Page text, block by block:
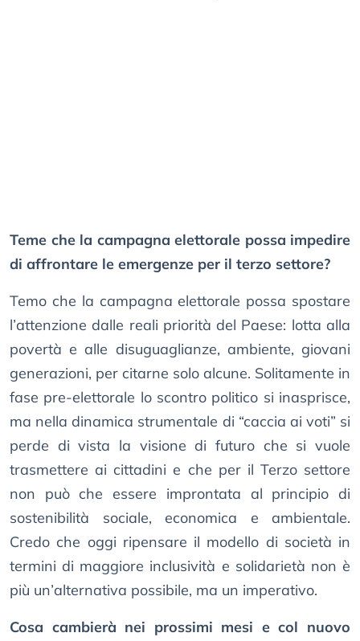
Teme che la campagna elettorale possa impedire
di affrontare le emergenze per il terzo settore?
Temo che la campagna elettorale possa spostare
l’attenzione dalle reali priorità del Paese: lotta alla
povertà e alle disuguaglianze, ambiente, giovani
generazioni, per citarne solo alcune. Solitamente in
fase pre-elettorale lo scontro politico si inasprisce,
ma nella dinamica strumentale di “caccia ai voti” si
perde di vista la visione di futuro che si vuole
trasmettere ai cittadini e che per il Terzo settore
non può che essere improntata al principio di
sostenibilità sociale, economica e ambientale.
Credo che oggi ripensare il modello di società in
termini di maggiore inclusività e solidarietà non è
più un’alternativa possibile, ma un imperativo.
Cosa cambierà nei prossimi mesi e col nuovo